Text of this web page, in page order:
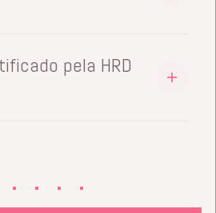
de Processos e usa esse
da nossa equipe,
português, malaio
pela HRD